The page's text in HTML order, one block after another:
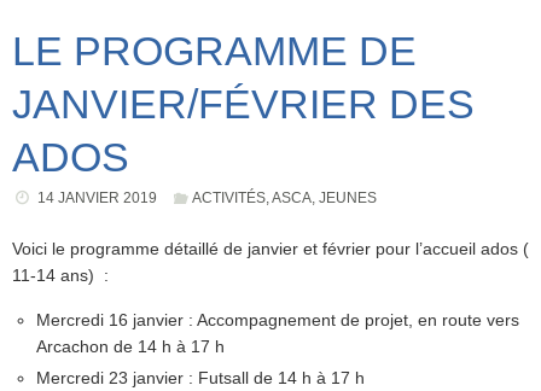
LE PROGRAMME DE
JANVIER/FÉVRIER DES
ADOS
14 JANVIER 2019 ACTIVITÉS ,ASCA ,JEUNES
Voici le programme détaillé de janvier et février pour l’accueil ados (
11-14 ans) :
Mercredi 16 janvier : Accompagnement de projet, en route vers
Arcachon de 14 h à 17 h
Mercredi 23 janvier : Futsall de 14 h à 17 h